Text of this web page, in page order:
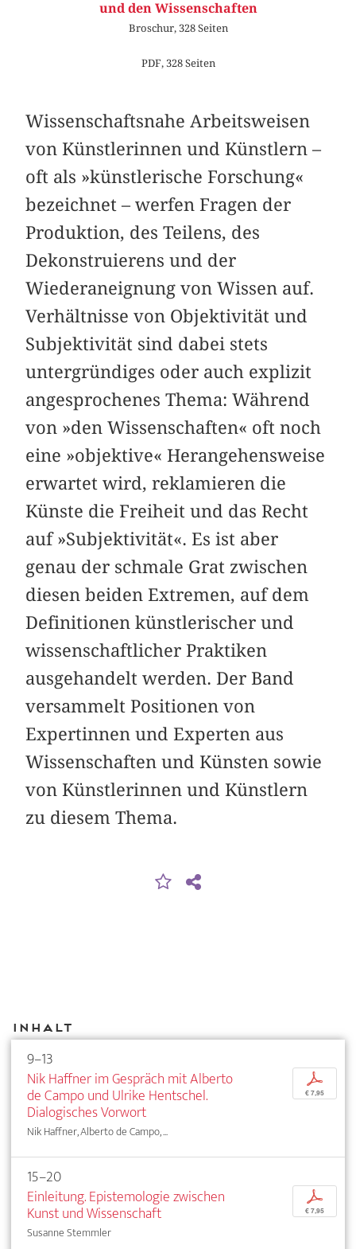
und den Wissenschaften
Broschur, 328 Seiten
PDF, 328 Seiten
Wissenschaftsnahe Arbeitsweisen
von Künstlerinnen und Künstlern –
oft als »künstlerische Forschung«
bezeichnet – werfen Fragen der
Produktion, des Teilens, des
Dekonstruierens und der
Wiederaneignung von Wissen auf.
Verhältnisse von Objektivität und
Subjektivität sind dabei stets
untergründiges oder auch explizit
angesprochenes Thema: Während
von »den Wissenschaften« oft noch
eine »objektive« Herangehensweise
erwartet wird, reklamieren die
Künste die Freiheit und das Recht
auf »Subjektivität«. Es ist aber
genau der schmale Grat zwischen
diesen beiden Extremen, auf dem
Definitionen künstlerischer und
wissenschaftlicher Praktiken
ausgehandelt werden. Der Band
versammelt Positionen von
Expertinnen und Experten aus
Wissenschaften und Künsten sowie
von Künstlerinnen und Künstlern
zu diesem Thema.
Inhalt
9–13
Nik Haffner im Gespräch mit Alberto
de Campo und Ulrike Hentschel.
Dialogisches Vorwort
Nik Haffner, Alberto de Campo, ...
p
€ 7,95
15–20
Einleitung. Epistemologie zwischen
Kunst und Wissenschaft
Susanne Stemmler
p
€ 7,95